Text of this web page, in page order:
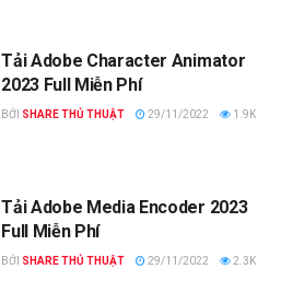
Tải Adobe Character Animator
2023 Full Miễn Phí
BỞI SHARE THỦ THUẬT 29/11/2022 1.9K
Tải Adobe Media Encoder 2023
Full Miễn Phí
BỞI SHARE THỦ THUẬT 29/11/2022 2.3K